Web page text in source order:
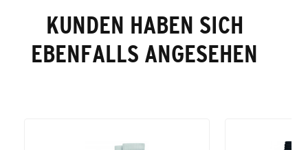
KUNDEN HABEN SICH
EBENFALLS ANGESEHEN